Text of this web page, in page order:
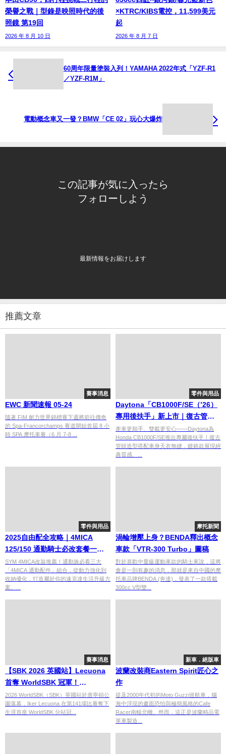
榮譽之戰｜型錄是映照時代的後
照鏡 第19回
2026 年 8 月 10 日
×KTRC/KIBS電控，11,599美元
起
2026 年 8 月 7 日
60周年限量塗裝入列！YAMAHA 2022年式「YZF-R1
／YZF-R1M」
電動概念車又一發？BMW「CE 02」玩心大爆炸
この記事が気に入ったら
フォローしよう
最新情報をお届けします
推薦文章
賽事消息
EWC 新聞速報 05-24
隨著 FIM 耐力世界錦標賽下週將前往傳奇
的 Spa-Francorchamps 賽道開始首屆 8 小
時 SPA 摩托車賽（6 月 7-8 ...
零件與用品
Daytona「CB1000F/SE（’26）
專用後扶手」新上市｜復古管狀
設計×消光黑與鍍鉻兩款，方便牽
車雙載
牽車更順手、雙載更安心——Daytona為
Honda CB1000F/SE推出專屬後扶手！復古
管狀造型搭配車身天衣無縫，鍍鉻款展現經
典質感、...
零件與用品
2025自由配全攻略｜4MICA
125/150 通勤騎士必改套餐一次
看！
SYM 4MICA改裝推薦！通勤族必看三大
「4MICA 通勤配件」組合，從動力強化到
收納優化，打造屬於你的速克達生活升級方
案。...
摩托新聞
渦輪增壓上身？BENDA釋出概念
車款「VTR-300 Turbo」圖稿
對於喜歡中量級運動車款的騎士來說，這將
會是一則有趣的消息，那就是來自中國的摩
托車品牌BENDA (奔達)，發表了一款搭載
300cc V型雙...
賽事消息
【SBK 2026 英國站】Lecuona
首奪 WorldSBK 冠軍！
Superpole Race摔車、BMW車
隊苦戰
2026 WorldSBK（SBK）英國站於唐寧頓公
園落幕，Iker Lecuona 在第141場比賽奪下
生涯首座 WorldSBK 分站冠...
新車．絕版車
波蘭改裝商Eastern Spirit匠心之
作
提及2000年代初的Moto Guzzi巡航車，腦
海中浮現的畫面恐怕與極簡風格的Cafe
Racer南轅北轍。然而，這正是波蘭精品電
單車製造...